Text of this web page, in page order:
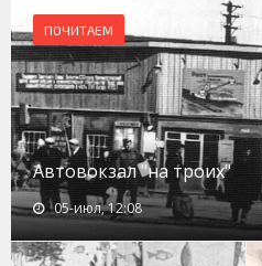
ПОЧИТАЕМ
Автовокзал "на троих"
05-июл, 12:08